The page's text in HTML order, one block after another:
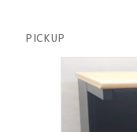
PICKUP